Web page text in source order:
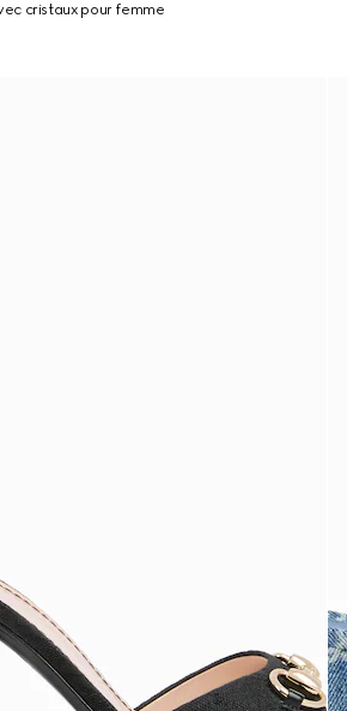
cristaux pour femme